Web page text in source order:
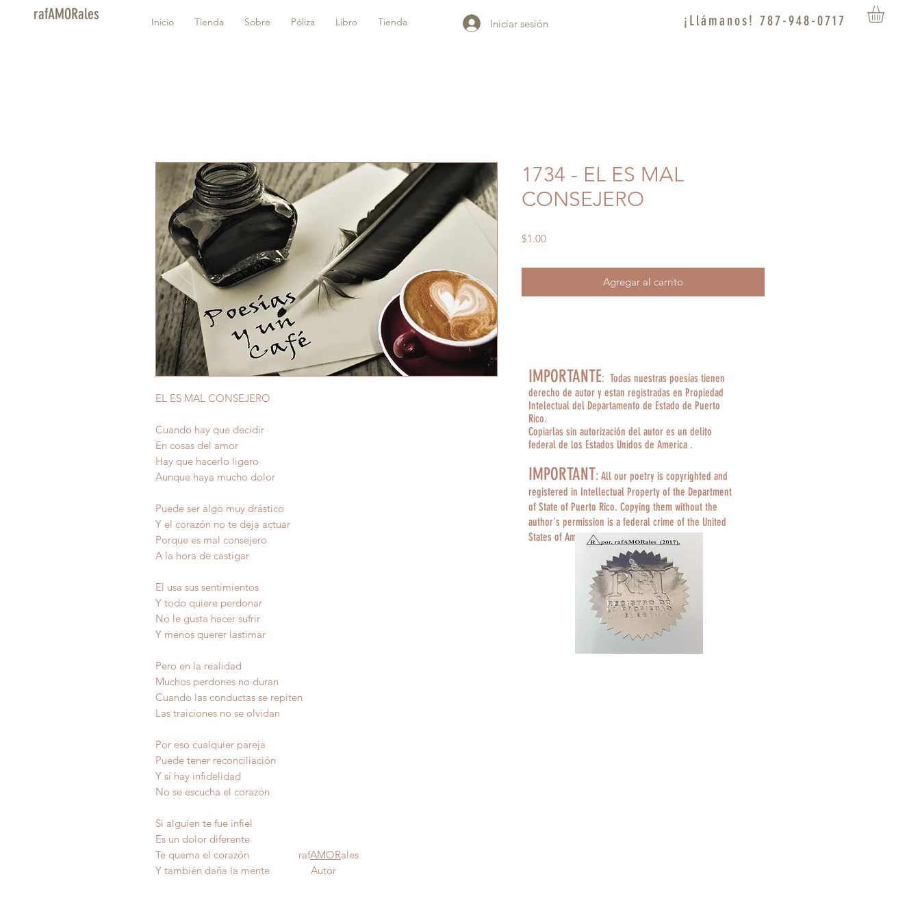
rafAMORales Inicio Tienda Sobre Póliza Libro Tienda Iniciar sesión ¡Llámanos! 787-948-0717
EL ES MAL CONSEJERO
Cuando hay que decidir
En cosas del amor
Hay que hacerlo ligero
Aunque haya mucho dolor
Puede ser algo muy drástico
Y el corazón no te deja actuar
Porque es mal consejero
A la hora de castigar
El usa sus sentimientos
Y todo quiere perdonar
No le gusta hacer sufrir
Y menos querer lastimar
Pero en la realidad
Muchos perdones no duran
Cuando las conductas se repiten
Las traiciones no se olvidan
Por eso cualquier pareja
Puede tener reconciliación
Y sí hay infidelidad
No se escucha el corazón
Si alguien te fue infiel
Es un dolor diferente
Te quema el corazón rafAMORales
Y también daña la mente Autor
1734 - EL ES MAL
CONSEJERO
$1.00Precio
Agregar al carrito
IMPORTANTE: Todas nuestras poesías tienen
derecho de autor y estan registradas en Propiedad
Intelectual del Departamento de Estado de Puerto
Rico.
Copiarlas sin autorización del autor es un delito
federal de los Estados Unidos de America .
IMPORTANT: All our poetry is copyrighted and
registered in Intellectual Property of the Department
of State of Puerto Rico. Copying them without the
author's permission is a federal crime of the United
States of America.